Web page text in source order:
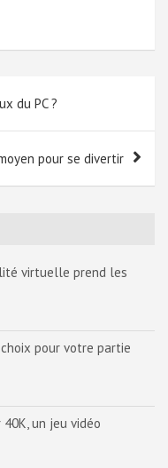
du PC ?
pour se divertir
virtuelle prend les
pour votre partie
un jeu vidéo